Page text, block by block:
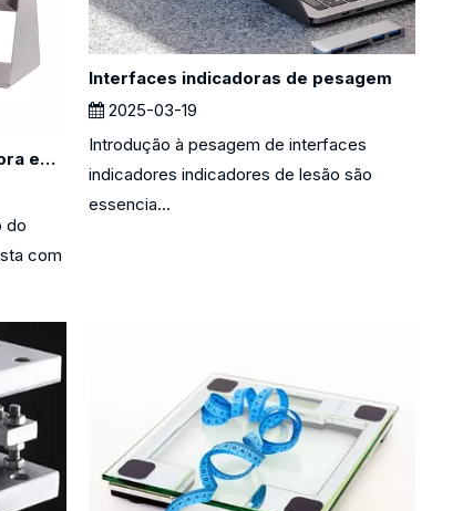
As vantagens de uma impressora embutida no indicador de pesagem
do
com
Interfaces indicadoras de pesagem
2025-03-19
Introdução à pesagem de interfaces
indicadores indicadores de lesão são
essencia...